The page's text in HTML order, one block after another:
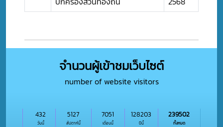
จำนวนผู้เข้าชมเว็บไซต์
number of website visitors
วันนี้
432
สัปดาห์นี้
5127
เดือนนี้
7051
ปีนี้
128203
ทั้งหมด
239502